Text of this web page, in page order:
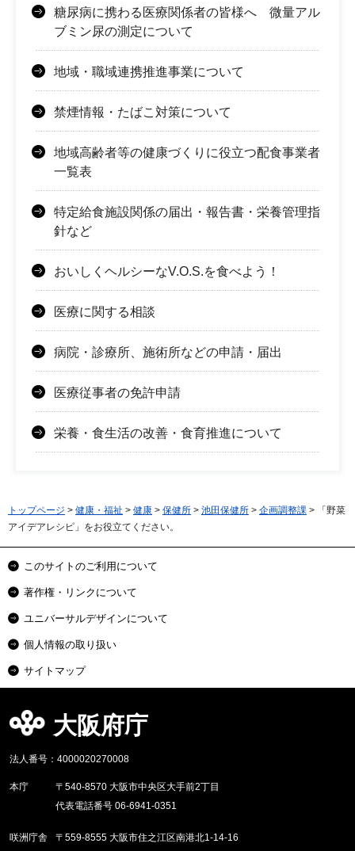
糖尿病に携わる医療関係者の皆様へ 微量アル
ブミン尿の測定について
地域・職域連携推進事業について
禁煙情報・たばこ対策について
地域高齢者等の健康づくりに役立つ配食事業者
一覧表
特定給食施設関係の届出・報告書・栄養管理指
針など
おいしくヘルシーなV.O.S.を食べよう！
医療に関する相談
病院・診療所、施術所などの申請・届出
医療従事者の免許申請
栄養・食生活の改善・食育推進について
トップページ > 健康・福祉 > 健康 > 保健所 > 池田保健所 > 企画調整課 > 「野菜
アイデアレシピ」をお役立てください。
このサイトのご利用について
著作権・リンクについて
ユニバーサルデザインについて
個人情報の取り扱い
サイトマップ
大阪府庁
法人番号：4000020270008
本庁
〒540-8570 大阪市中央区大手前2丁目
代表電話番号 06-6941-0351
咲洲庁舎
〒559-8555 大阪市住之江区南港北1-14-16